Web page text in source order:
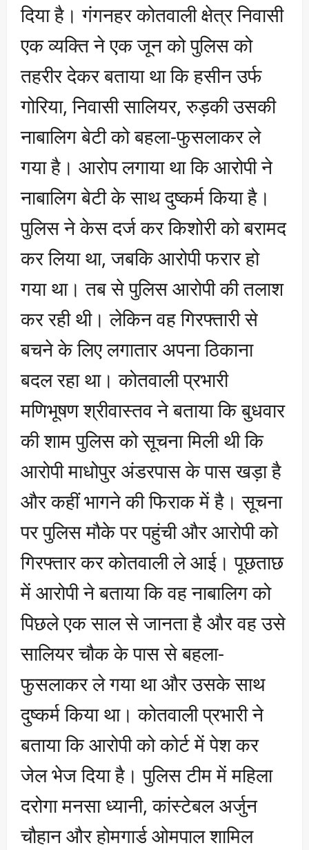
दिया है। गंगनहर कोतवाली क्षेत्र निवासी
एक व्यक्ति ने एक जून को पुलिस को
तहरीर देकर बताया था कि हसीन उर्फ
गोरिया, निवासी सालियर, रुड़की उसकी
नाबालिग बेटी को बहला-फुसलाकर ले
गया है। आरोप लगाया था कि आरोपी ने
नाबालिग बेटी के साथ दुष्कर्म किया है।
पुलिस ने केस दर्ज कर किशोरी को बरामद
कर लिया था, जबकि आरोपी फरार हो
गया था। तब से पुलिस आरोपी की तलाश
कर रही थी। लेकिन वह गिरफ्तारी से
बचने के लिए लगातार अपना ठिकाना
बदल रहा था। कोतवाली प्रभारी
मणिभूषण श्रीवास्तव ने बताया कि बुधवार
की शाम पुलिस को सूचना मिली थी कि
आरोपी माधोपुर अंडरपास के पास खड़ा है
और कहीं भागने की फिराक में है। सूचना
पर पुलिस मौके पर पहुंची और आरोपी को
गिरफ्तार कर कोतवाली ले आई। पूछताछ
में आरोपी ने बताया कि वह नाबालिग को
पिछले एक साल से जानता है और वह उसे
सालियर चौक के पास से बहला-
फुसलाकर ले गया था और उसके साथ
दुष्कर्म किया था। कोतवाली प्रभारी ने
बताया कि आरोपी को कोर्ट में पेश कर
जेल भेज दिया है। पुलिस टीम में महिला
दरोगा मनसा ध्यानी, कांस्टेबल अर्जुन
चौहान और होमगार्ड ओमपाल शामिल